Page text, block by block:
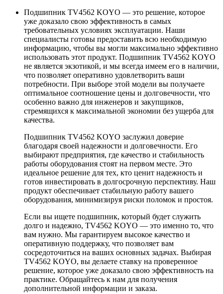
Подшипник TV4562 KOYO — это решение, которое
уже доказало свою эффективность в самых
требовательных условиях эксплуатации. Наши
специалисты готовы предоставить всю необходимую
информацию, чтобы вы могли максимально эффективно
использовать этот продукт. Подшипник TV4562 KOYO
не является экзотикой, и мы всегда имеем его в наличии,
что позволяет оперативно удовлетворить ваши
потребности. При выборе этой модели вы получаете
оптимальное соотношение цены и долговечности, что
особенно важно для инженеров и закупщиков,
стремящихся к максимальной экономии без ущерба для
качества.
Подшипник TV4562 KOYO заслужил доверие
благодаря своей надежности и долговечности. Его
выбирают предприятия, где качество и стабильность
работы оборудования стоят на первом месте. Это
идеальное решение для тех, кто ценит надежность и
готов инвестировать в долгосрочную перспективу. Наш
продукт обеспечивает стабильную работу вашего
оборудования, минимизируя риски поломок и простоя.
Если вы ищете подшипник, который будет служить
долго и надежно, TV4562 KOYO — это именно то, что
вам нужно. Мы гарантируем высокое качество и
оперативную поддержку, что позволяет вам
сосредоточиться на ваших основных задачах. Выбирая
TV4562 KOYO, вы делаете ставку на проверенное
решение, которое уже доказало свою эффективность на
практике. Обращайтесь к нам для получения
дополнительной информации и заказа.